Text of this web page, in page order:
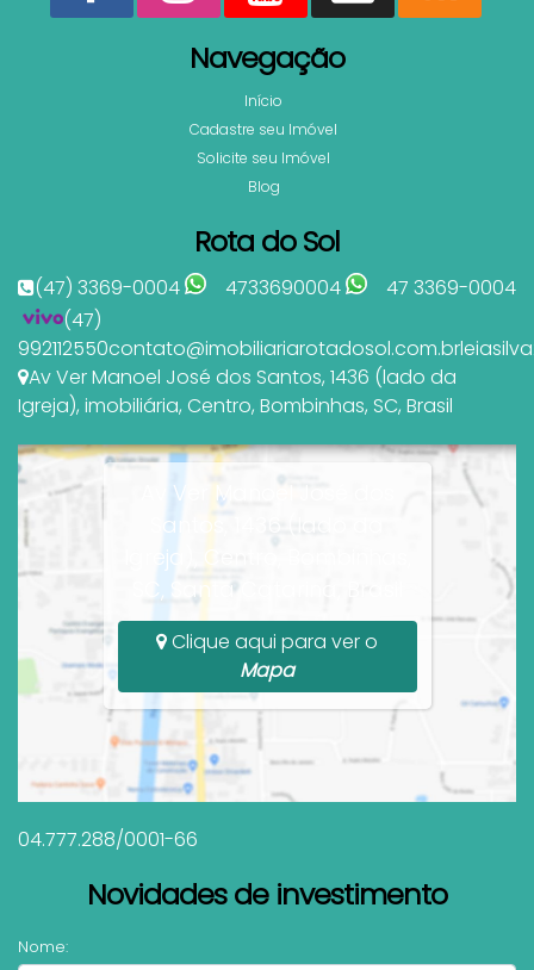
Navegação
Início
Cadastre seu Imóvel
Solicite seu Imóvel
Blog
Rota do Sol
(47) 3369-0004 4733690004
47 3369-0004
(47)
992112550contato@imobiliariarotadosol.com.br
Av Ver Manoel José dos Santos, 1436 (lado da
Igreja), imobiliária, Centro, Bombinhas, SC, Brasil
Av Ver Manoel José dos
Santos, 1436 (lado da
Igreja), Centro, Bombinhas,
SC, Santa Catarina, Brasil
Clique aqui para ver o
Mapa
04.777.288/0001-66
Novidades de investimento
Nome: